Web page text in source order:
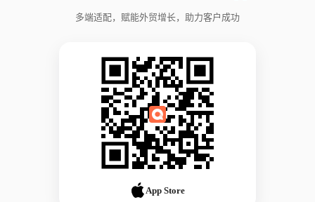
多端适配，赋能外贸增长，助力客户成功
App Store